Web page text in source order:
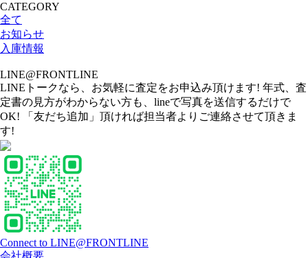
CATEGORY
全て
お知らせ
入庫情報
LINE@FRONTLINE
LINEトークなら、お気軽に査定をお申込み頂けます! 年式、査
定書の見方がわからない方も、lineで写真を送信するだけで
OK! 「友だち追加」頂ければ担当者よりご連絡させて頂きま
す!
Connect to LINE@FRONTLINE
会社概要